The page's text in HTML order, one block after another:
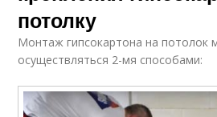
потолку
Монтаж гипсокартона на потолок
осуществляться 2-мя способами: